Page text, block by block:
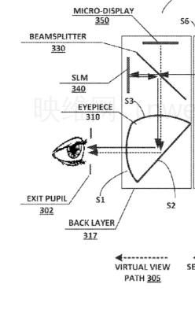
映维网（